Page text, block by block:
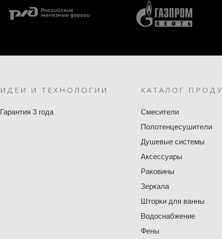
ИДЕИ И ТЕХНОЛОГИИ
Гарантия 3 года
КАТАЛОГ
Смесители
Полотенцесушители
Душевые системы
Аксессуары
Раковины
Зеркала
Шторки для ванны
Водоснабжение
Фены